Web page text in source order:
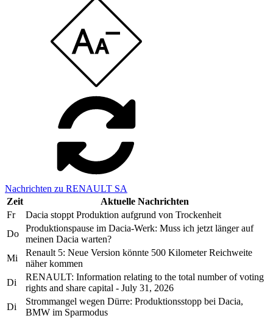
Nachrichten zu RENAULT SA
Zeit
Aktuelle Nachrichten
Fr
Dacia stoppt Produktion aufgrund von Trockenheit
Do
Produktionspause im Dacia-Werk: Muss ich jetzt länger auf
meinen Dacia warten?
Mi
Renault 5: Neue Version könnte 500 Kilometer Reichweite
näher kommen
Di
RENAULT: Information relating to the total number of voting
rights and share capital - July 31, 2026
Di
Strommangel wegen Dürre: Produktionsstopp bei Dacia,
BMW im Sparmodus